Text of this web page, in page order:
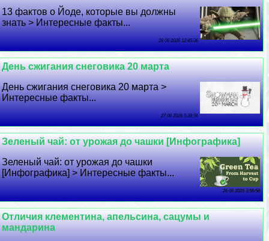
13 фактов о Йоде, которые вы должны
знать > Интересные факты...
28 06 2026 12:45:36
День сжигания снеговика 20 марта
День сжигания снеговика 20 марта >
Интересные факты...
27 06 2026 5:39:56
Зеленый чай: от урожая до чашки [Инфографика]
Зеленый чай: от урожая до чашки
[Инфографика] > Интересные факты...
26 06 2026 3:56:56
Отличия клементина, апельсина, сацумы и
мaндарина